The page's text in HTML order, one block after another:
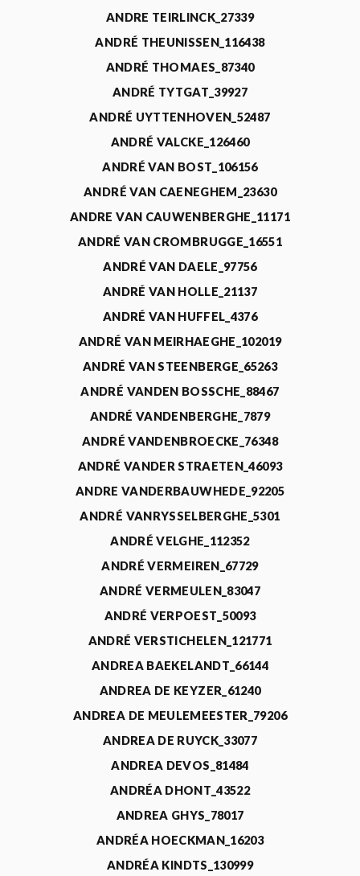
ANDRE TEIRLINCK_27339
ANDRÉ THEUNISSEN_116438
ANDRÉ THOMAES_87340
ANDRÉ TYTGAT_39927
ANDRÉ UYTTENHOVEN_52487
ANDRÉ VALCKE_126460
ANDRÉ VAN BOST_106156
ANDRÉ VAN CAENEGHEM_23630
ANDRE VAN CAUWENBERGHE_11171
ANDRÉ VAN CROMBRUGGE_16551
ANDRÉ VAN DAELE_97756
ANDRÉ VAN HOLLE_21137
ANDRÉ VAN HUFFEL_4376
ANDRÉ VAN MEIRHAEGHE_102019
ANDRÉ VAN STEENBERGE_65263
ANDRÉ VANDEN BOSSCHE_88467
ANDRÉ VANDENBERGHE_7879
ANDRÉ VANDENBROECKE_76348
ANDRÉ VANDER STRAETEN_46093
ANDRE VANDERBAUWHEDE_92205
ANDRÉ VANRYSSELBERGHE_5301
ANDRÉ VELGHE_112352
ANDRÉ VERMEIREN_67729
ANDRÉ VERMEULEN_83047
ANDRÉ VERPOEST_50093
ANDRÉ VERSTICHELEN_121771
ANDREA BAEKELANDT_66144
ANDREA DE KEYZER_61240
ANDREA DE MEULEMEESTER_79206
ANDREA DE RUYCK_33077
ANDREA DEVOS_81484
ANDRÉA DHONT_43522
ANDREA GHYS_78017
ANDRÉA HOECKMAN_16203
ANDRÉA KINDTS_130999